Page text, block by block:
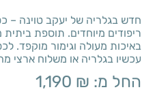
חדש בגלריה של יעקב טוינה –
ריפודים מיוחדים. תוספת
באיכות מעולה וגימור מוקפד.
עכשיו בגלריה או משלוח ארצי
החל מ: 1,190 ₪